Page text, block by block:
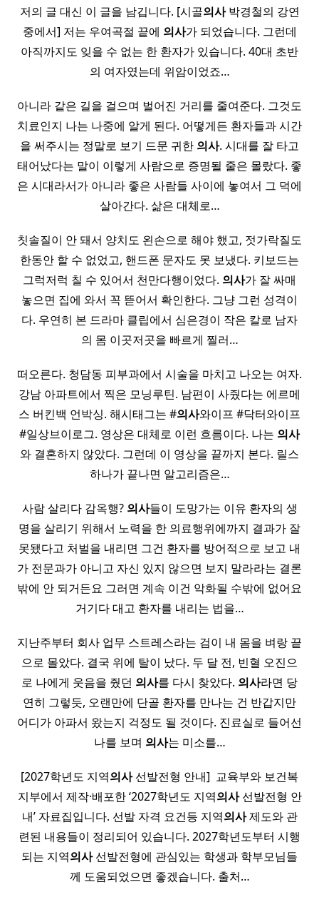
저의 글 대신 이 글을 남깁니다. [시골의사박경철의 강연
중에서] 저는 우여곡절 끝에 의사가 되었습니다. 그런데
아직까지도 잊을 수 없는 한 환자가 있습니다. 40대 초반
의 여자였는데 위암이었죠…
아니라 같은 길을 걸으며 벌어진 거리를 줄여준다. 그것도
치료인지 나는 나중에 알게 된다. 어떻게든 환자들과 시간
을 써주시는 정말로 보기 드문 귀한 의사. 시대를 잘 타고
태어났다는 말이 이렇게 사람으로 증명될 줄은 몰랐다. 좋
은 시대라서가 아니라 좋은 사람들 사이에 놓여서 그 덕에
살아간다. 삶은 대체로…
칫솔질이 안 돼서 양치도 왼손으로 해야 했고, 젓가락질도
한동안 할 수 없었고, 핸드폰 문자도 못 보냈다. 키보드는
그럭저럭 칠 수 있어서 천만다행이었다. 의사가 잘 싸매
놓으면 집에 와서 꼭 뜯어서 확인한다. 그냥 그런 성격이
다. 우연히 본 드라마 클립에서 심은경이 작은 칼로 남자
의 몸 이곳저곳을 빠르게 찔러…
떠오른다. 청담동 피부과에서 시술을 마치고 나오는 여자.
강남 아파트에서 찍은 모닝루틴. 남편이 사줬다는 에르메
스 버킨백 언박싱. 해시태그는 #의사와이프 #닥터와이프
#일상브이로그. 영상은 대체로 이런 흐름이다. 나는 의사
와 결혼하지 않았다. 그런데 이 영상을 끝까지 본다. 릴스
하나가 끝나면 알고리즘은…
사람 살리다 감옥행? 의사들이 도망가는 이유 환자의 생
명을 살리기 위해서 노력을 한 의료행위에까지 결과가 잘
못됐다고 처벌을 내리면 그건 환자를 방어적으로 보고 내
가 전문과가 아니고 자신 있지 않으면 보지 말라라는 결론
밖에 안 되거든요 그러면 계속 이건 악화될 수밖에 없어요
거기다 대고 환자를 내리는 법을…
지난주부터 회사 업무 스트레스라는 검이 내 몸을 벼랑 끝
으로 몰았다. 결국 위에 탈이 났다. 두 달 전, 빈혈 오진으
로 나에게 웃음을 줬던 의사를 다시 찾았다. 의사라면 당
연히 그렇듯, 오랜만에 단골 환자를 만나는 건 반갑지만
어디가 아파서 왔는지 걱정도 될 것이다. 진료실로 들어선
나를 보며 의사는 미소를…
[2027학년도 지역의사선발전형 안내] ​ 교육부와 보건복
지부에서 제작·배포한 ‘2027학년도 지역의사선발전형 안
내’ 자료집입니다. 선발 자격 요건등 지역의사제도와 관
련된 내용들이 정리되어 있습니다. 2027학년도부터 시행
되는 지역의사선발전형에 관심있는 학생과 학부모님들
께 도움되었으면 좋겠습니다. 출처…